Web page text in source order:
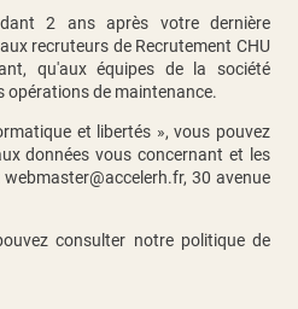
2 ans après votre dernière
recruteurs de Recrutement CHU
qu'aux équipes de la société
opérations de maintenance.
et libertés », vous pouvez
données vous concernant et les
webmaster@accelerh.fr, 30 avenue
consulter notre politique de